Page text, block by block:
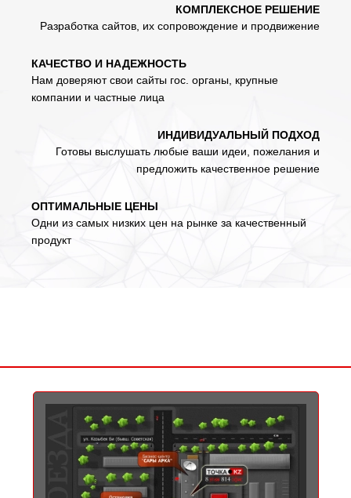
КОМПЛЕКСНОЕ РЕШЕНИЕ
Разработка сайтов, их сопровождение и продвижение
КАЧЕСТВО И НАДЕЖНОСТЬ
Нам доверяют свои сайты гос. органы, крупные
компании и частные лица
ИНДИВИДУАЛЬНЫЙ ПОДХОД
Готовы выслушать любые ваши идеи, пожелания и
предложить качественное решение
ОПТИМАЛЬНЫЕ ЦЕНЫ
Одни из самых низких цен на рынке за качественный
продукт